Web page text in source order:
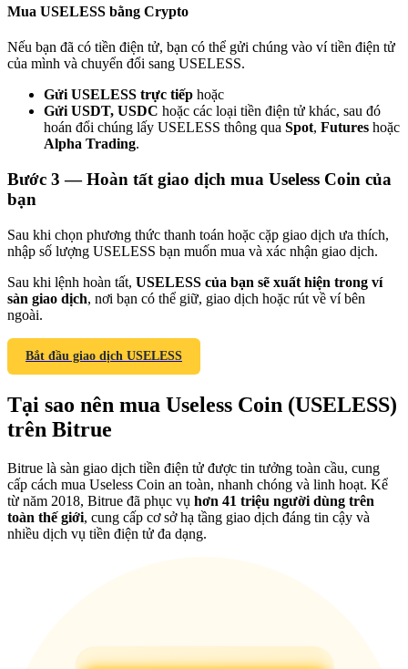
Giới thiệu
BTC Welcome Rewards
BTC Welcome Rewards
Deposit & Trade BTC to Share 25000 USDT prize pool!
Deposit CASHCAT & Win
Register & Trade to Win 500,000 USDT
Mua USELESS bằng Crypto
Nếu bạn đã có tiền điện tử, bạn có thể gửi chúng vào ví tiền điện tử
của mình và chuyển đổi sang USELESS.
Gửi USELESS trực tiếp hoặc
Gửi USDT, USDC hoặc các loại tiền điện tử khác, sau đó
hoán đổi chúng lấy USELESS thông qua Spot, Futures hoặc
Alpha Trading.
Bước 3 —Hoàn tất giao dịch mua Useless Coin của
bạn
Sau khi chọn phương thức thanh toán hoặc cặp giao dịch ưa thích,
nhập số lượng USELESS bạn muốn mua và xác nhận giao dịch.
Sau khi lệnh hoàn tất, USELESS của bạn sẽ xuất hiện trong ví
sàn giao dịch, nơi bạn có thể giữ, giao dịch hoặc rút về ví bên
ngoài.
Bắt đầu giao dịch USELESS
Tại sao nên mua Useless Coin (USELESS)
trên Bitrue
Bitrue là sàn giao dịch tiền điện tử được tin tưởng toàn cầu, cung
cấp cách mua Useless Coin an toàn, nhanh chóng và linh hoạt. Kể
từ năm 2018, Bitrue đã phục vụ hơn 41 triệu người dùng trên
toàn thế giới, cung cấp cơ sở hạ tầng giao dịch đáng tin cậy và
nhiều dịch vụ tiền điện tử đa dạng.